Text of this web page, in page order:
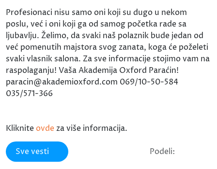
Profesionaci nisu samo oni koji su dugo u nekom
poslu, već i oni koji ga od samog početka rade sa
ljubavlju. Želimo, da svaki naš polaznik bude jedan od
već pomenutih majstora svog zanata, koga će poželeti
svaki vlasnik salona. Za sve informacije stojimo vam na
raspolaganju! Vaša Akademija Oxford Paraćin!
paracin@akademioxford.com 069/10-50-584
035/571-366
Kliknite ovde za više informacija.
Sve vesti Podeli: